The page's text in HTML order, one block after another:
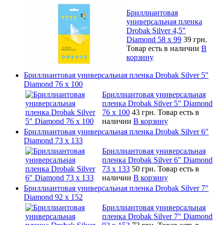
Бриллиантовая
универсальная пленка
Drobak Silver 4,5"
Diamond 58 х 99 39 грн.
Товар есть в наличии В
корзину
Бриллиантовая универсальная пленка Drobak Silver 5"
Diamond 76 х 100
Бриллиантовая универсальная
пленка Drobak Silver 5" Diamond
76 х 100 43 грн. Товар есть в
наличии В корзину
Бриллиантовая универсальная пленка Drobak Silver 6"
Diamond 73 х 133
Бриллиантовая универсальная
пленка Drobak Silver 6" Diamond
73 х 133 50 грн. Товар есть в
наличии В корзину
Бриллиантовая универсальная пленка Drobak Silver 7"
Diamond 92 х 152
Бриллиантовая универсальная
пленка Drobak Silver 7" Diamond